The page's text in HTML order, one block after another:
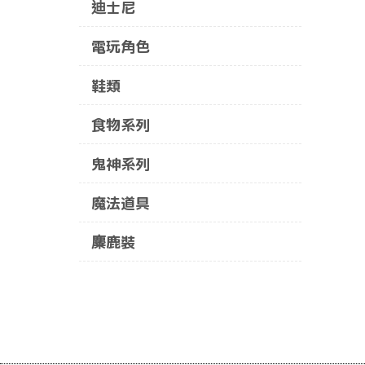
迪士尼
電玩角色
鞋類
食物系列
鬼神系列
魔法道具
麋鹿裝